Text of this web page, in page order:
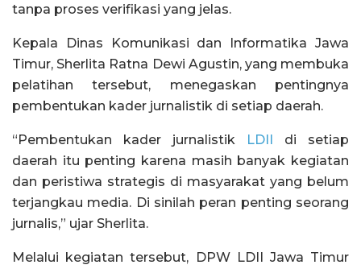
tanpa proses verifikasi yang jelas.
Kepala Dinas Komunikasi dan Informatika Jawa
Timur, Sherlita Ratna Dewi Agustin, yang membuka
pelatihan tersebut, menegaskan pentingnya
pembentukan kader jurnalistik di setiap daerah.
“Pembentukan kader jurnalistik LDII di setiap
daerah itu penting karena masih banyak kegiatan
dan peristiwa strategis di masyarakat yang belum
terjangkau media. Di sinilah peran penting seorang
jurnalis,” ujar Sherlita.
Melalui kegiatan tersebut, DPW LDII Jawa Timur